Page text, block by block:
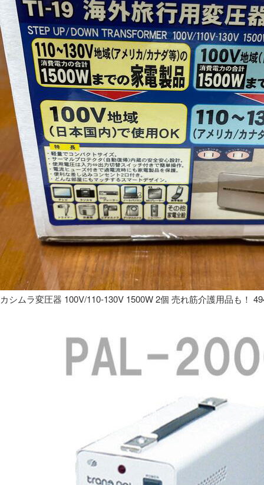
カシムラ変圧器 100V/110-130V 1500W 2個 売れ筋介護用品も！